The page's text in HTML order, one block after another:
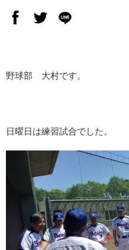
野球部 大村です。
日曜日は練習試合でした。